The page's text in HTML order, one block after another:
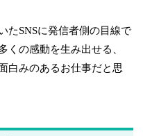
たSNSに発信者側の目線で
くの感動を生み出せる、
白みのあるお仕事だと思